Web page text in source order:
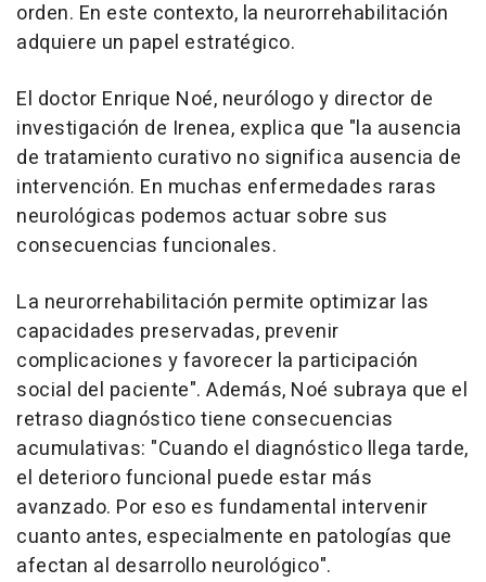
orden. En este contexto, la neurorrehabilitación
adquiere un papel estratégico.
El doctor Enrique Noé, neurólogo y director de
investigación de Irenea, explica que "la ausencia
de tratamiento curativo no significa ausencia de
intervención. En muchas enfermedades raras
neurológicas podemos actuar sobre sus
consecuencias funcionales.
La neurorrehabilitación permite optimizar las
capacidades preservadas, prevenir
complicaciones y favorecer la participación
social del paciente". Además, Noé subraya que el
retraso diagnóstico tiene consecuencias
acumulativas: "Cuando el diagnóstico llega tarde,
el deterioro funcional puede estar más
avanzado. Por eso es fundamental intervenir
cuanto antes, especialmente en patologías que
afectan al desarrollo neurológico".